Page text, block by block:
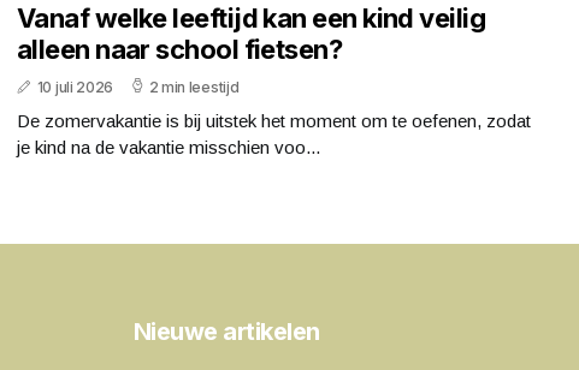
Vanaf welke leeftijd kan een kind veilig
alleen naar school fietsen?
10 juli 2026 2 min leestijd
De zomervakantie is bij uitstek het moment om te oefenen, zodat
je kind na de vakantie misschien voo...
Nieuwe artikelen